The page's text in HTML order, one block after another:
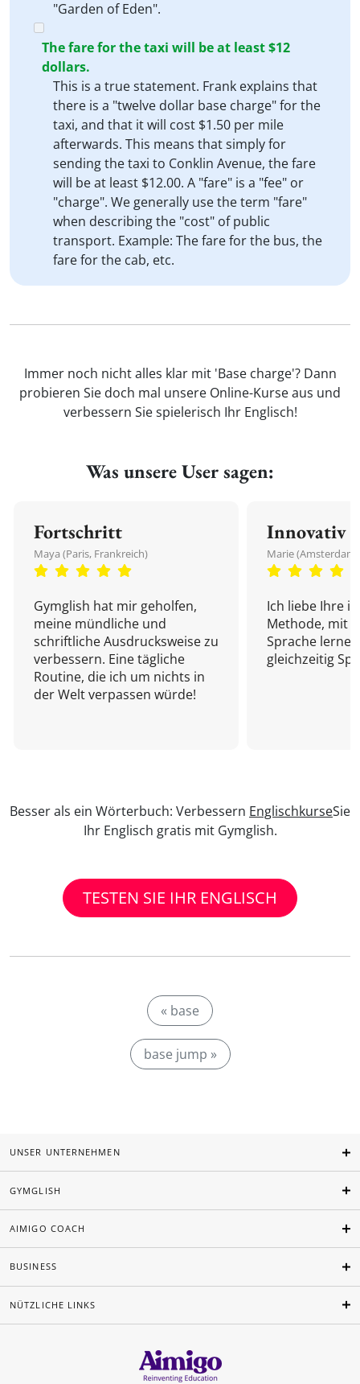
"Garden of Eden".
The fare for the taxi will be at least $12
dollars.
This is a true statement. Frank explains that
there is a "twelve dollar base charge" for the
taxi, and that it will cost $1.50 per mile
afterwards. This means that simply for
sending the taxi to Conklin Avenue, the fare
will be at least $12.00. A "fare" is a "fee" or
"charge". We generally use the term "fare"
when describing the "cost" of public
transport. Example: The fare for the bus, the
fare for the cab, etc.
Immer noch nicht alles klar mit 'Base charge'? Dann
probieren Sie doch mal unsere Online-Kurse aus und
verbessern Sie spielerisch Ihr Englisch!
Was unsere User sagen:
Fortschritt
Maya (Paris, Frankreich)
Gymglish hat mir geholfen,
meine mündliche und
schriftliche Ausdrucksweise zu
verbessern. Eine tägliche
Routine, die ich um nichts in
der Welt verpassen würde!
Innovativ
Marie
Ich liebe Ihre
Methode, mit
Sprache
gleichzeitig
Besser als ein Wörterbuch: Verbessern EnglischkurseSie
Ihr Englisch gratis mit Gymglish.
TESTEN SIE IHR ENGLISCH
« base
base jump »
UNSER UNTERNEHMEN
GYMGLISH
AIMIGO COACH
BUSINESS
NÜTZLICHE LINKS